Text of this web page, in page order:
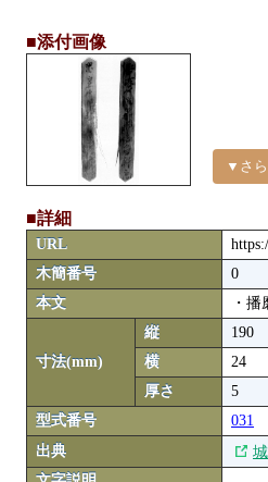
■添付画像
▼さ
■詳細
URL
木簡番号
0
本文
・
寸法(mm)
縦
190
横
24
厚さ
5
型式番号
031
出典